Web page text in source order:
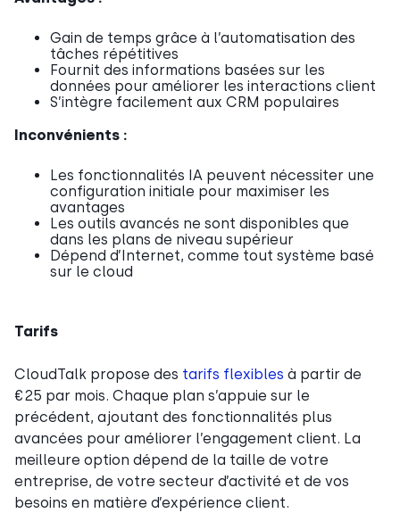
Gain de temps grâce à l’automatisation des
tâches répétitives
Fournit des informations basées sur les
données pour améliorer les interactions client
S’intègre facilement aux CRM populaires
Inconvénients :
Les fonctionnalités IA peuvent nécessiter une
configuration initiale pour maximiser les
avantages
Les outils avancés ne sont disponibles que
dans les plans de niveau supérieur
Dépend d’Internet, comme tout système basé
sur le cloud
Tarifs
CloudTalk propose des tarifs flexibles à partir de
€25 par mois. Chaque plan s’appuie sur le
précédent, ajoutant des fonctionnalités plus
avancées pour améliorer l’engagement client. La
meilleure option dépend de la taille de votre
entreprise, de votre secteur d’activité et de vos
besoins en matière d’expérience client.